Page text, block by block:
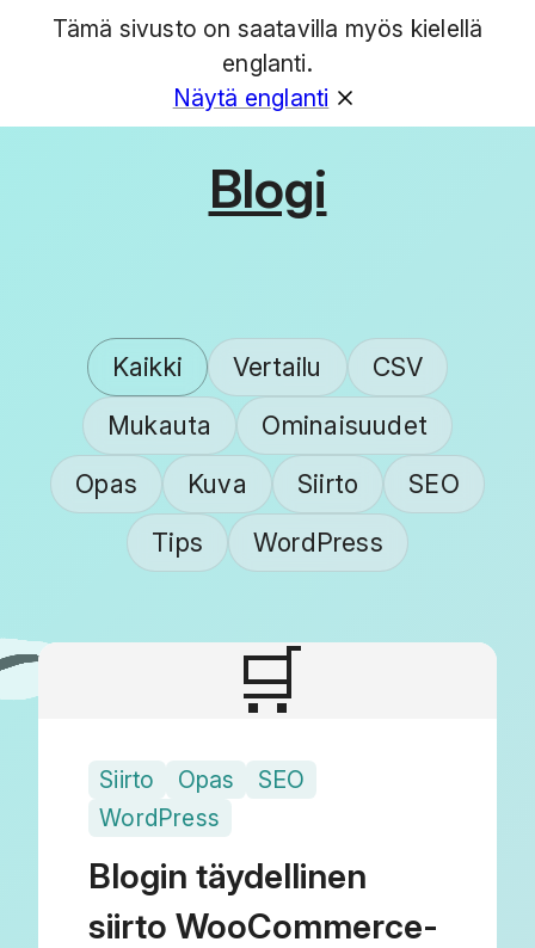
GET
Blogi
Kaikki Vertailu
CSV
Mukauta
Ominaisuudet
Opas
Kuva Siirto
SEO
Tips
WordPress
🛒
Siirto Opas
SEO
WordPress
Blogin täydellinen
siirto WooCommerce-
Tämä sivusto on saatavilla myös kielellä
englanti.
Näytä englanti